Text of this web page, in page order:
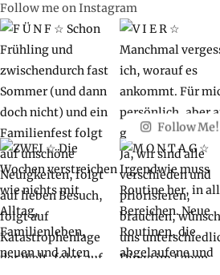
Follow me on Instagram
Follow Me!